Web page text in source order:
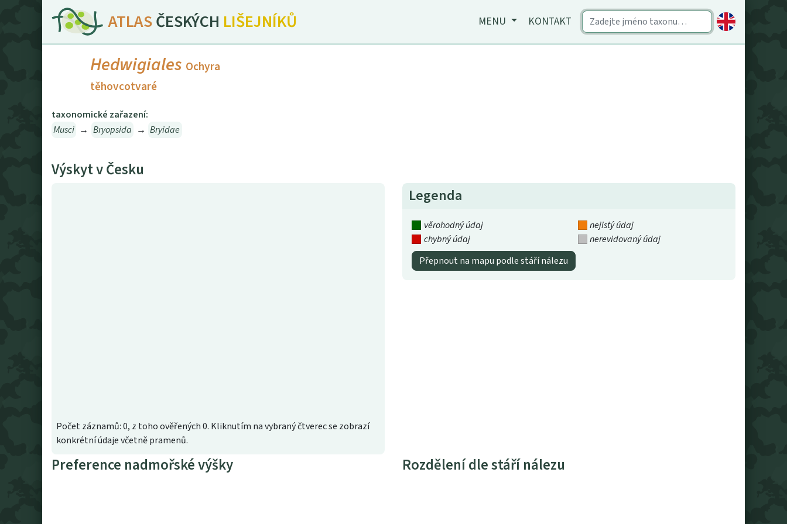
ATLASČESKÝCH LIŠEJNÍKŮ MENU KONTAKT
Hedwigiales Ochyra
těhovcotvaré
taxonomické zařazení:
Musci → Bryopsida → Bryidae
Výskyt v Česku
Počet záznamů: 0, z toho ověřených 0. Kliknutím na vybraný čtverec se zobrazí
konkrétní údaje včetně pramenů.
Legenda
věrohodný údaj
nejistý údaj
chybný údaj
nerevidovaný údaj
Přepnout na mapu podle stáří nálezu
Preference nadmořské výšky Rozdělení dle stáří nálezu